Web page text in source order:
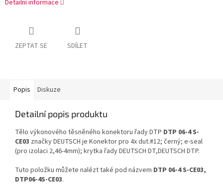
Detailní informace
ZEPTAT SE SDÍLET
Popis Diskuze
Detailní popis produktu
Tělo výkonového těsněného konektoru řady DTP DTP 06-4 S-
CE03 značky DEUTSCH je Konektor pro 4x dut.#12; černý; e-seal
(pro izolaci 2,46-4mm); krytka řady DEUTSCH DT,DEUTSCH DTP.
Tuto položku můžete nalézt také pod názvem DTP 06-4 S-CE03,
DTP06-4S-CE03.